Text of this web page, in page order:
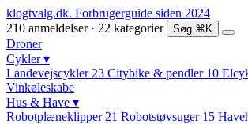
klogtvalg.dk. Forbrugerguide siden 2024
210 anmeldelser · 22 kategorier
Søg ⌘K
Droner
Cykler▾
Landevejscykler 23 Citybike & pendler 10
Vinkøleskabe
Hus & Have ▾
Robotplæneklipper 21 Robotstøvsuger 15